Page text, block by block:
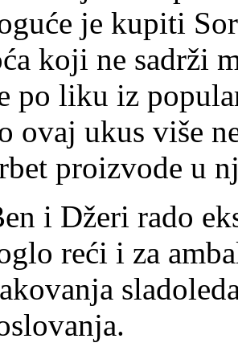
je kupiti
koji ne sadrži
po liku iz
ovaj ukus više
proizvode u
i Džeri rado
reći i za